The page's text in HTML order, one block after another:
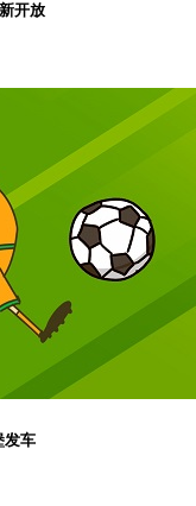
开放
发车